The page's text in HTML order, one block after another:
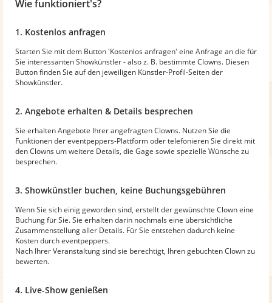
Wie funktioniert's?
1. Kostenlos anfragen
Starten Sie mit dem Button 'Kostenlos anfragen' eine Anfrage an die für
Sie interessanten Showkünstler - also z. B. bestimmte Clowns. Diesen
Button finden Sie auf den jeweiligen Künstler-Profil-Seiten der
Showkünstler.
2. Angebote erhalten & Details besprechen
Sie erhalten Angebote Ihrer angefragten Clowns. Nutzen Sie die
Funktionen der eventpeppers-Plattform oder telefonieren Sie direkt mit
den Clowns um weitere Details, die Gage sowie spezielle Wünsche zu
besprechen.
3. Showkünstler buchen, keine Buchungsgebühren
Wenn Sie sich einig geworden sind, erstellt der gewünschte Clown eine
Buchung für Sie. Sie erhalten darin nochmals eine übersichtliche
Zusammenstellung aller Details. Für Sie entstehen dadurch keine
Kosten durch eventpeppers.
Nach Ihrer Veranstaltung sind sie berechtigt, Ihren gebuchten Clown zu
bewerten.
4. Live-Show genießen